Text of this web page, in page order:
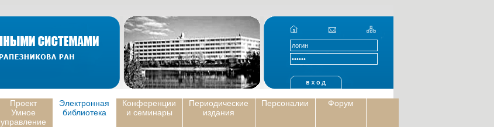
Проект
Умное
управление
Электронная
библиотека
Конференции
и семинары
Периодические
издания
Персоналии Форум